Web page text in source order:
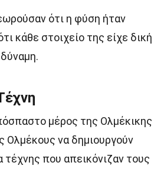
ότι η φύση ήταν
κάθε στοιχείο της είχε δική
μέρος της Ολμέκικης
Ολμέκους να δημιουργούν
που απεικόνιζαν τους